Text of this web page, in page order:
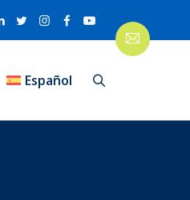
Español